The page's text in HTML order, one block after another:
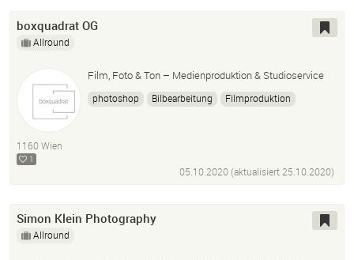
boxquadrat OG
Allround
Film, Foto & Ton – Medienproduktion & Studioservice
photoshop Bilbearbeitung
Filmproduktion
1160 Wien
1
05.10.2020 (aktualisiert25.10.2020)
Simon Klein Photography
Allround